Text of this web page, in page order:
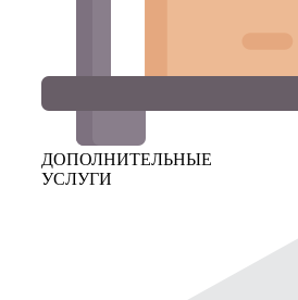
ДОПОЛНИТЕЛЬНЫЕ
УСЛУГИ